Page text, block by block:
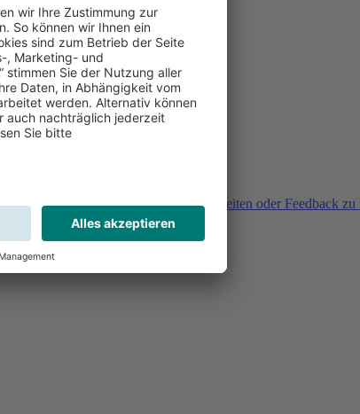
Sie haben Fragen, Unklarheiten oder Feedback
Buchung?